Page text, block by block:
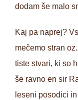
dodam še malo
Kaj pa naprej?
mečemo stran
tiste stvari, ki so
še ravno en sir
leseni posodici